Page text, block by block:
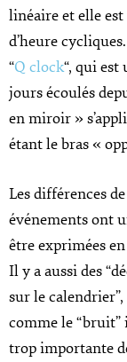
linéaire et elle
d’heure
“Q clock“, qui est
jours écoulés
en miroir »
étant le bras «
Les différences
événements ont
être exprimées
Il y a aussi des
sur le
comme le
trop importante